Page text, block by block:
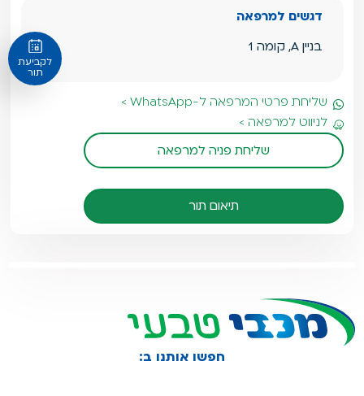
לקביעת
תור
דגשים למרפאה
בניין A, קומה 1
שליחת פרטי המרפאה ל-WhatsApp >
לניווט למרפאה >
שליחת פניה למרפאה
תיאום תור
חפשו אותנו ב: